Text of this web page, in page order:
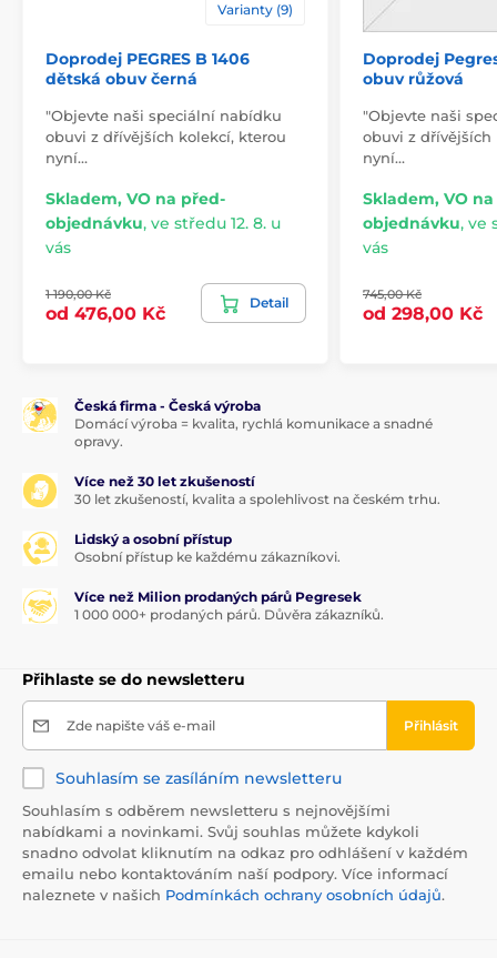
Varianty (9)
Doprodej PEGRES B 1406
dětská obuv černá
"Objevte naši speciální nabídku
obuvi z dřívějších kolekcí, kterou
nyní…
Skladem, VO na před-
objednávku, ve středu 12. 8. u
vás
1 190,00 Kč
od 476,00 Kč
Detail
Doprodej
obuv růžová
"Objevte naši
obuvi z dřívějších
nyní…
Skladem, VO
objednávku, ve
vás
745,00 Kč
od 298,00 Kč
Česká firma - Česká výroba
Domácí výroba = kvalita, rychlá komunikace a snadné
opravy.
Více než 30 let zkušeností
30 let zkušeností, kvalita a spolehlivost na českém trhu.
Lidský a osobní přístup
Osobní přístup ke každému zákazníkovi.
Více než Milion prodaných párů Pegresek
1 000 000+ prodaných párů. Důvěra zákazníků.
Přihlaste se do newsletteru
Zde napište váš e-mail Přihlásit
Souhlasím se zasíláním newsletteru
Souhlasím s odběrem newsletteru s nejnovějšími
nabídkami a novinkami. Svůj souhlas můžete kdykoli
snadno odvolat kliknutím na odkaz pro odhlášení v každém
emailu nebo kontaktováním naší podpory. Více informací
naleznete v našich Podmínkách ochrany osobních údajů.